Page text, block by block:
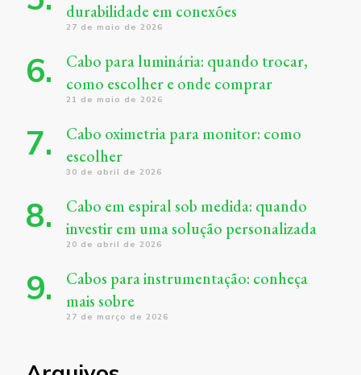
durabilidade em conexões
27 de maio de 2026
Cabo para luminária: quando trocar,
como escolher e onde comprar
21 de maio de 2026
Cabo oximetria para monitor: como
escolher
30 de abril de 2026
Cabo em espiral sob medida: quando
investir em uma solução personalizada
20 de abril de 2026
Cabos para instrumentação: conheça
mais sobre
27 de março de 2026